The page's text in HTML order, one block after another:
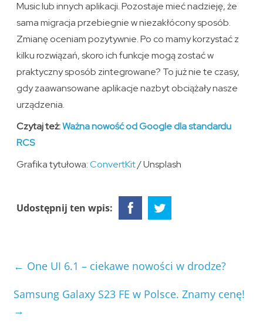
Music lub innych aplikacji. Pozostaje mieć nadzieję, że
sama migracja przebiegnie w niezakłócony sposób.
Zmianę oceniam pozytywnie. Po co mamy korzystać z
kilku rozwiązań, skoro ich funkcje mogą zostać w
praktyczny sposób zintegrowane? To już nie te czasy,
gdy zaawansowane aplikacje nazbyt obciążały nasze
urządzenia.
Czytaj też:Ważna nowość od Google dla standardu
RCS
Grafika tytułowa:ConvertKit/ Unsplash
Udostępnij ten wpis:
← One UI 6.1 – ciekawe nowości w drodze?
Samsung Galaxy S23 FE w Polsce. Znamy cenę!
→